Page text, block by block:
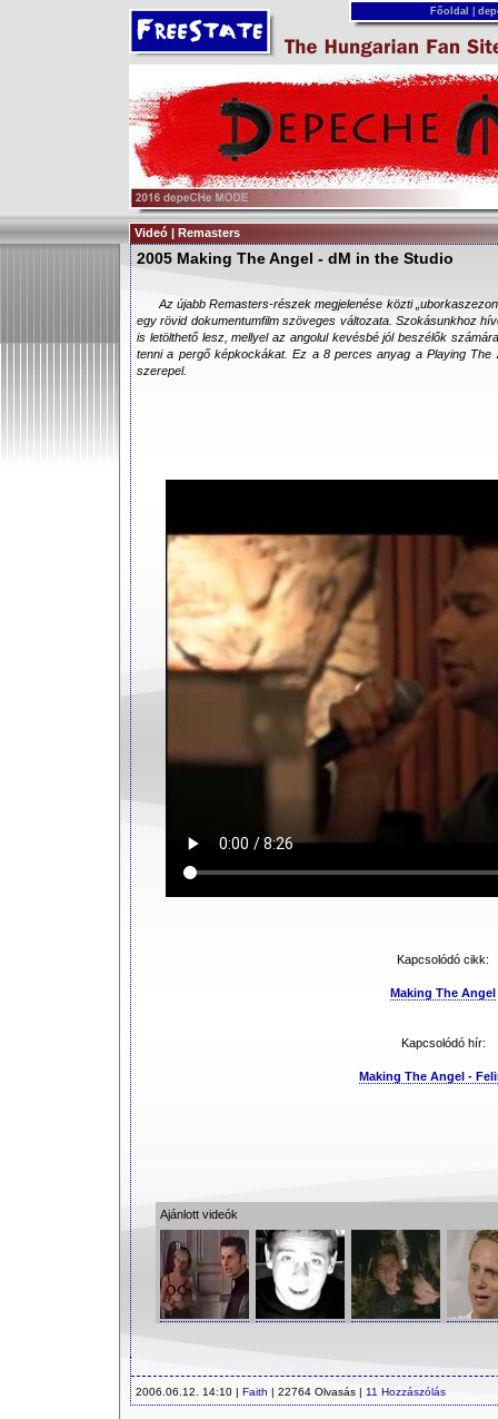
Főoldal
Videó | Remasters
2005 Making The Angel - dM in the Studio
Az újabb Remasters-részek megjelenése közti
egy rövid dokumentumfilm szöveges változata. Szokásunkhoz
is letölthető lesz, mellyel az angolul kevésbé jól beszélők
tenni a pergő képkockákat. Ez a 8 perces anyag a Playing The
szerepel.
Kapcsolódó cikk:
Making The Angel
Kapcsolódó hír:
Making The Angel -
Ajánlott videók
2006.06.12. 14:10 | Faith | 22764 Olvasás | 11 Hozzászólás